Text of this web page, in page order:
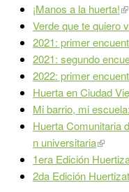
¡Manos a la huerta!
Verde que te quiero
2021: primer
2021: segundo
2022: primer
Huerta en Ciudad
Mi barrio, mi
Huerta Comunitaria
n universitaria
1era Edición
2da Edición